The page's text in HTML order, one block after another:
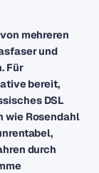
mehreren
und
Für
bereit,
DSL
wie Rosendahl
durch